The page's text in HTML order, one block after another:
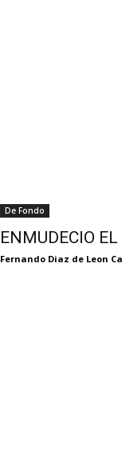
De Fondo
ENMUDECIO
Fernando Diaz de Leon